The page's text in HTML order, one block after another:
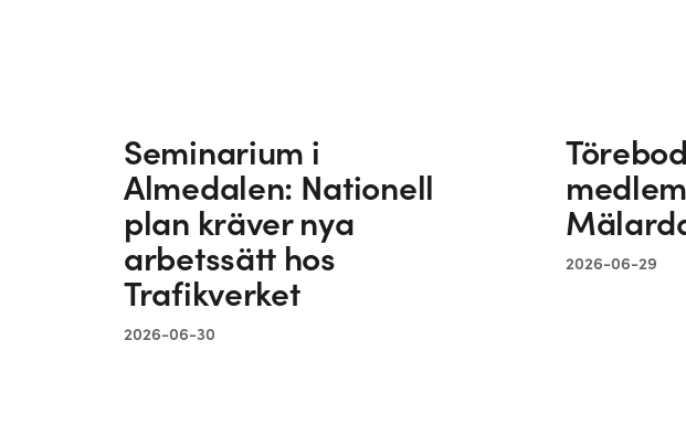
Seminarium i
Almedalen: Nationell
plan kräver nya
arbetssätt hos
Trafikverket
2026-06-30
2026-06-29